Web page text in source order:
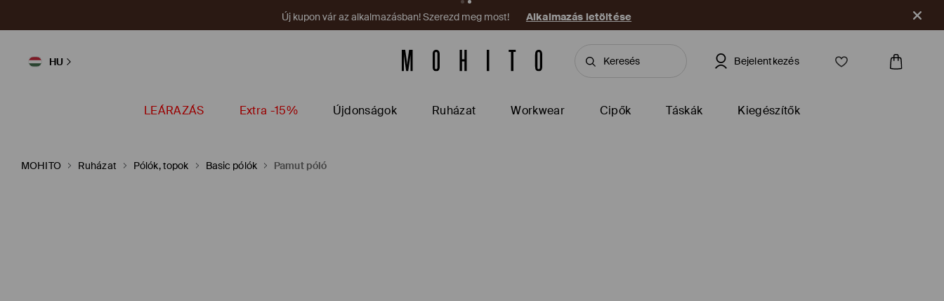
Új kupon vár az alkalmazásban! Szerezd meg most! Alkalmazás letöltése
HU Bejelentkezés
LEÁRAZÁS Extra -15% Újdonságok Ruházat Workwear Cipők Táskák Kiegészítők
MOHITO Ruházat Pólók, topok Basic pólók Pamut póló